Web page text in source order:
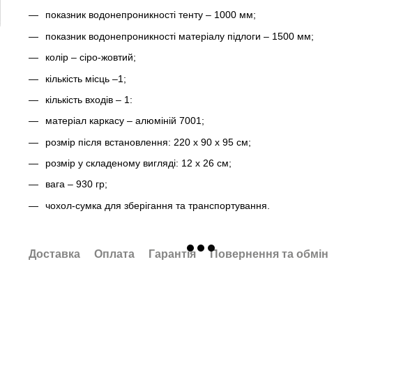
показник водонепроникності тенту – 1000 мм;
показник водонепроникності матеріалу підлоги – 1500 мм;
колір – сіро-жовтий;
кількість місць –1;
кількість входів – 1:
матеріал каркасу – алюміній 7001;
розмір після встановлення: 220 x 90 x 95 см;
розмір у складеному вигляді: 12 x 26 см;
вага – 930 гр;
чохол-сумка для зберігання та транспортування.
Доставка Оплата Гарантія Повернення та обмін